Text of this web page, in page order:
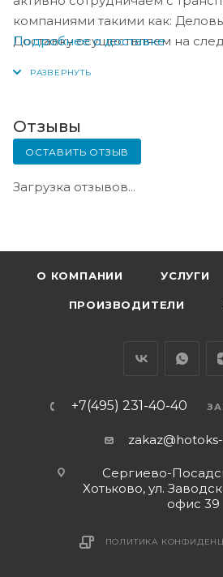
компаниями такими как:
Доставку осуществляем на
Подробнее о доставке
Отзывы
ОСТАВИТЬ ОТЗЫВ
Загрузка отзывов...
О КОМПАНИИ УСЛУГИ
ПРОИЗВОДИТЕЛИ
+7(495) 231-40-40
Сергиево-
Хотьково, ул.
офис 39
ПОЛИТИКА